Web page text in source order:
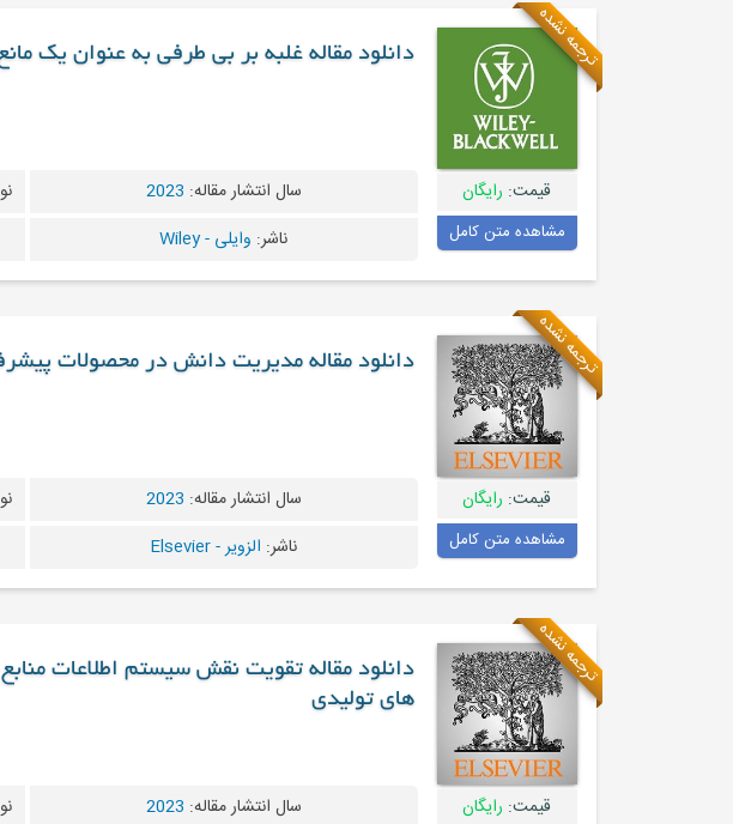
ترجمه نشده
قیمت: رایگان
مشاهده متن کامل
دانلود مقاله غلبه بر بی طرفی به عنوان یک
سال انتشار مقاله: 2023
ناشر: وایلی - Wiley
ترجمه نشده
قیمت: رایگان
مشاهده متن کامل
دانلود مقاله مدیریت دانش در محصولات
سال انتشار مقاله: 2023
ناشر: الزویر - Elsevier
ترجمه نشده
قیمت: رایگان
دانلود مقاله تقویت نقش سیستم اطلاعات
های تولیدی
سال انتشار مقاله: 2023